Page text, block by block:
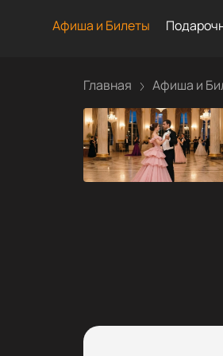
Афиша и Билеты
Главная Афиша и